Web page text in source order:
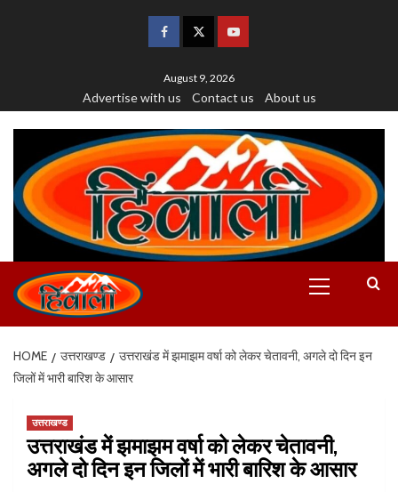
August 9, 2026
Advertise with us Contact us About us
HOME उत्तराखण्ड
उत्तराखंड में झमाझम वर्षा को लेकर चेतावनी, अगले दो दिन इन
जिलों में भारी बारिश के आसार
उत्तराखण्ड
उत्तराखंड में झमाझम वर्षा को लेकर चेतावनी,
अगले दो दिन इन जिलों में भारी बारिश के आसार